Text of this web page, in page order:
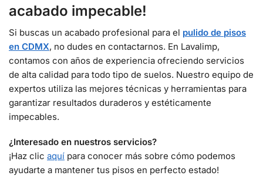
acabado impecable!
Si buscas un acabado profesional para el pulido de pisos
en CDMX, no dudes en contactarnos. En Lavalimp,
contamos con años de experiencia ofreciendo servicios
de alta calidad para todo tipo de suelos. Nuestro equipo de
expertos utiliza las mejores técnicas y herramientas para
garantizar resultados duraderos y estéticamente
impecables.
¿Interesado en nuestros servicios?
¡Haz clic aquí para conocer más sobre cómo podemos
ayudarte a mantener tus pisos en perfecto estado!